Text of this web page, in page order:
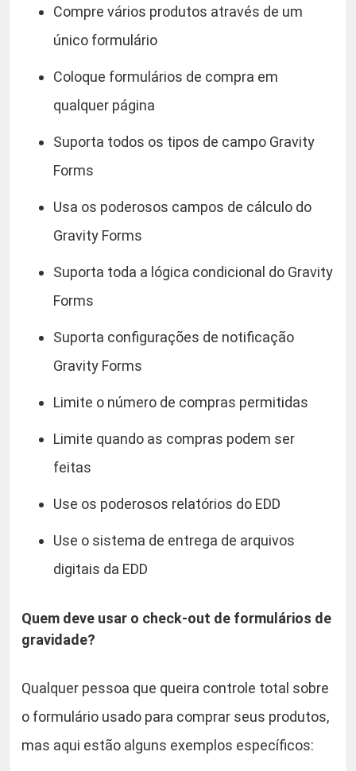
Compre vários produtos através de um
único formulário
Coloque formulários de compra em
qualquer página
Suporta todos os tipos de campo Gravity
Forms
Usa os poderosos campos de cálculo do
Gravity Forms
Suporta toda a lógica condicional do Gravity
Forms
Suporta configurações de notificação
Gravity Forms
Limite o número de compras permitidas
Limite quando as compras podem ser
feitas
Use os poderosos relatórios do EDD
Use o sistema de entrega de arquivos
digitais da EDD
Quem deve usar o check-out de formulários de
gravidade?
Qualquer pessoa que queira controle total sobre
o formulário usado para comprar seus produtos,
mas aqui estão alguns exemplos específicos: